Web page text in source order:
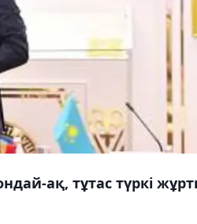
ақ, тұтас түркі